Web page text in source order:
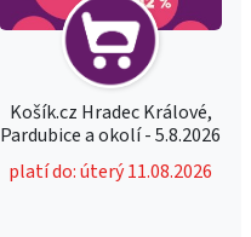
Košík.cz Hradec Králové,
Pardubice a okolí - 5.8.2026
platí do: úterý 11.08.2026